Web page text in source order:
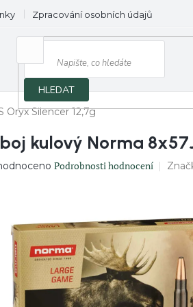
Zpracování osobních údajů
HLEDAT
Oryx Silencer 12,7g
kulový Norma
Podrobnosti hodnocení